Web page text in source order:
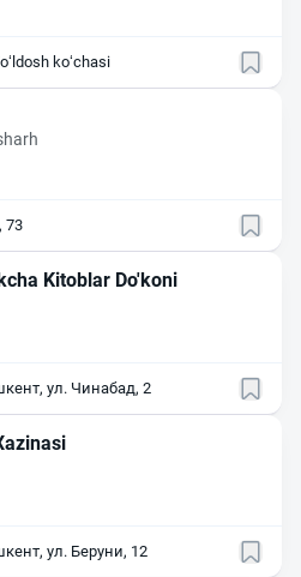
koʻchasi
73
Kitoblar Do'koni
ул. Чинабад, 2
ул. Беруни, 12